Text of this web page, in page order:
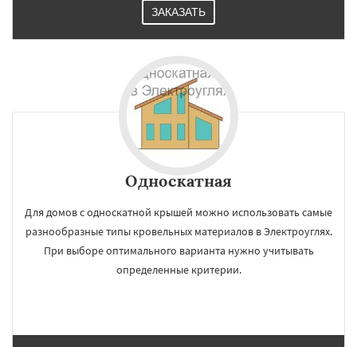
ЗАКАЗАТЬ
Односкатная
Для домов с односкатной крышей можно использовать самые
разнообразные типы кровельных материалов в Электроуглях.
При выборе оптимального варианта нужно учитывать
определенные критерии.